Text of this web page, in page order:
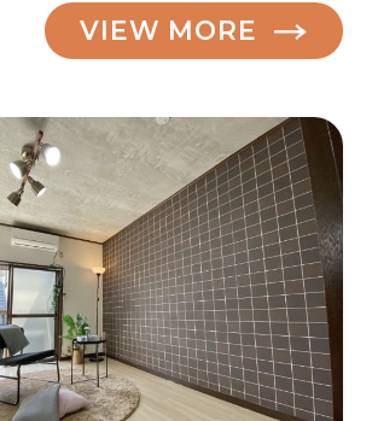
VIEW MORE